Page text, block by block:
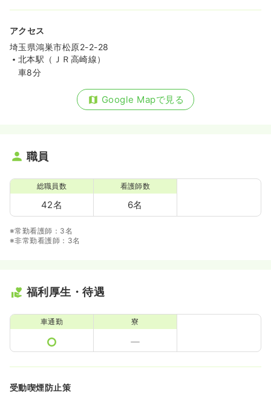
アクセス
埼玉県鴻巣市松原2-2-28
北本駅（ＪＲ高崎線）
車8分
Google Mapで見る
職員
総職員数
42名
看護師数
6名
※常勤看護師：3名
※非常勤看護師：3名
福利厚生・待遇
車通勤 寮
受動喫煙防止策